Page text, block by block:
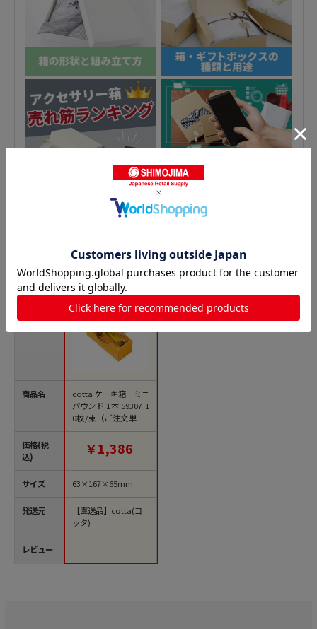
スリーブ箱の人気商品との比較
商品名
価格(税
込)
サイズ
発送元
レビュー
cotta ケーキ箱 ミニ
パウンド 1本 59307 1
0枚/束（ご注文単位1
束）【直送品】
￥1,386
63×167×65mm
【直送品】cotta(コ
ッタ)